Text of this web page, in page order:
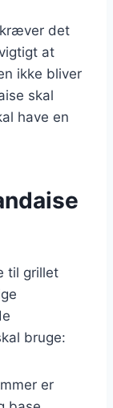
det
at
ikke bliver
skal
have en
til grillet
bruge:
er